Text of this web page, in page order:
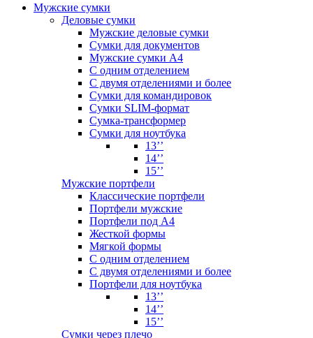
Мужские сумки
Деловые сумки
Мужские деловые сумки
Сумки для документов
Мужские сумки А4
С одним отделением
С двумя отделениями и более
Сумки для командировок
Сумки SLIM-формат
Сумка-трансформер
Сумки для ноутбука
13’’
14’’
15’’
Мужские портфели
Классические портфели
Портфели мужские
Портфели под А4
Жесткой формы
Мягкой формы
С одним отделением
С двумя отделениями и более
Портфели для ноутбука
13’’
14’’
15’’
Сумки через плечо